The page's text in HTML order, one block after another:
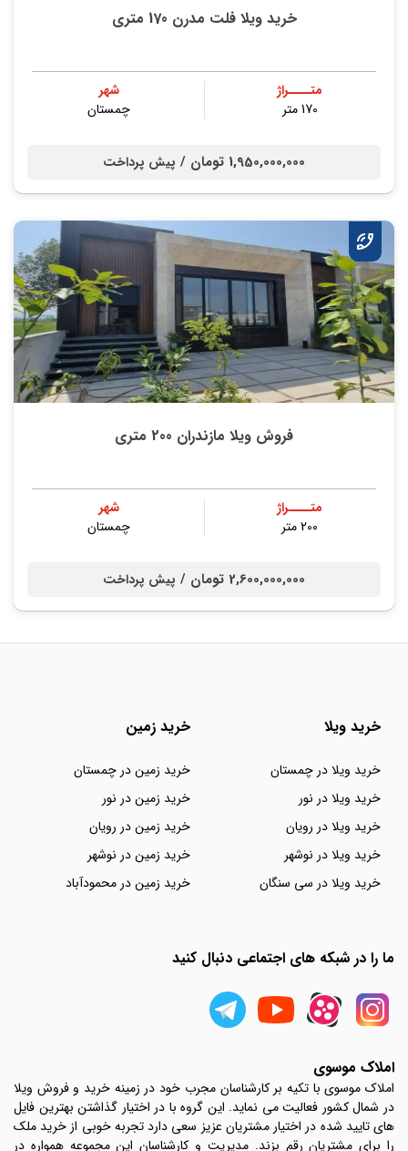
خرید ویلا فلت مدرن 170 متری
متــــراژ
170 متر
شهر
چمستان
1,950,000,000 تومان / پیش پرداخت
فروش ویلا مازندران 200 متری
متــــراژ
200 متر
شهر
چمستان
2,600,000,000 تومان / پیش پرداخت
خرید ویلا
خرید ویلا در چمستان
خرید ویلا در نور
خرید ویلا در رویان
خرید ویلا در نوشهر
خرید ویلا در سی سنگان
خرید زمین
خرید زمین در چمستان
خرید زمین در نور
خرید زمین در رویان
خرید زمین در نوشهر
خرید زمین در محمودآباد
ما را در شبکه های اجتماعی دنبال کنید
املاک موسوی
املاک موسوی با تکیه بر کارشناسان مجرب خود در زمینه خرید و فروش ویلا
در شمال کشور فعالیت می نماید. این گروه با در اختیار گذاشتن بهترین فایل
های تایید شده در اختیار مشتریان عزیز سعی دارد تجربه خوبی از خرید ملک
را برای مشتریان رقم بزند. مدیریت و کارشناسان این مجموعه همواره در